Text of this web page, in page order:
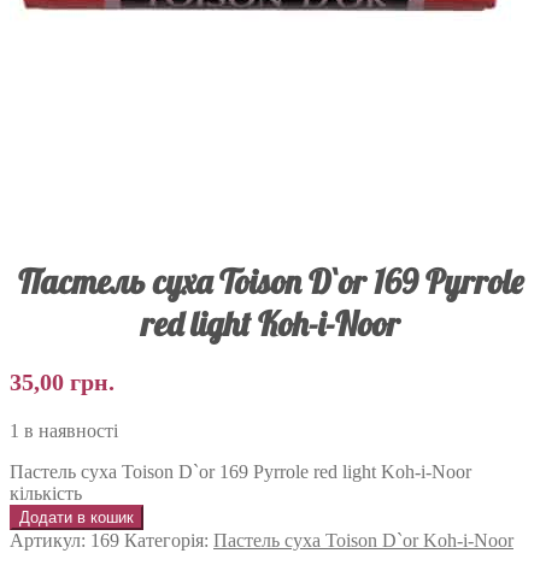
Пастель суха Toison D`or 169 Pyrrole
red light Koh-i-Noor
35,00 грн.
1 в наявності
Пастель суха Toison D`or 169 Pyrrole red light Koh-i-Noor
кількість
Додати в кошик
Артикул: 169 Категорія: Пастель суха Toison D`or Koh-i-Noor